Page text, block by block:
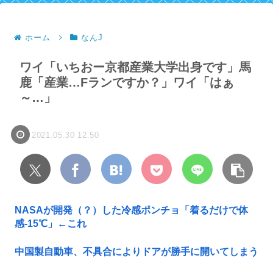
ホーム なんJ
ワイ「いちおー京都産業大学出身です」馬
鹿「産業…Fランですか？」ワイ「はぁ
～…」
2021.05.30 12:50
NASAが開発（？）した冷感ポンチョ「着るだけで体
感-15℃」←これ
中国製自動車、不具合によりドアが勝手に開いてしまう